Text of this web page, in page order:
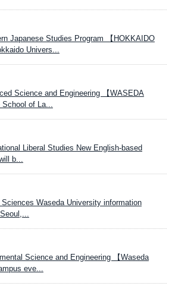
Japanese Studies Program 【HOKKAIDO
Univers...
Science and Engineering 【WASEDA
School of La...
Liberal Studies New English-based
b...
Waseda University information
Science and Engineering 【Waseda
eve...